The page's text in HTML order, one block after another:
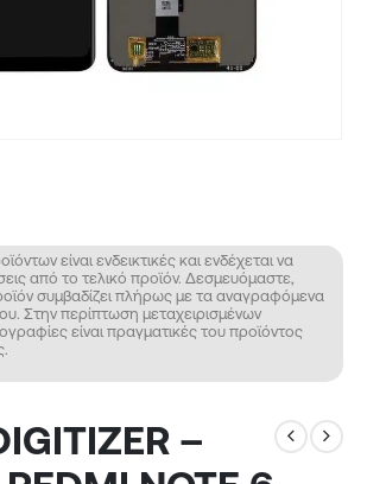
είναι ενδεικτικές και ενδέχεται να
από το τελικό προϊόν. Δεσμευόμαστε,
συμβαδίζει πλήρως με τα αναγραφόμενα
Στην περίπτωση μεταχειρισμένων
είναι πραγματικές του προϊόντος
–